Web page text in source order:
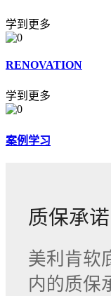
学到更多
RENOVATION
学到更多
案例学习
质保承诺
美利肯软
内的质保